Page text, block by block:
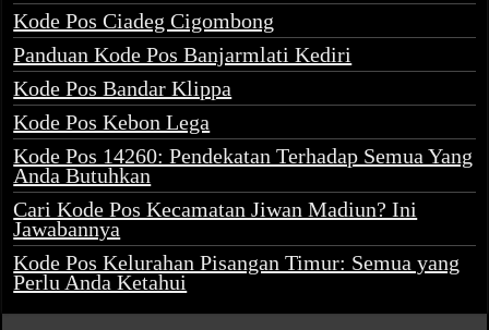
Kode Pos Ciadeg Cigombong
Panduan Kode Pos Banjarmlati Kediri
Kode Pos Bandar Klippa
Kode Pos Kebon Lega
Kode Pos 14260: Pendekatan Terhadap Semua Yang
Anda Butuhkan
Cari Kode Pos Kecamatan Jiwan Madiun? Ini
Jawabannya
Kode Pos Kelurahan Pisangan Timur: Semua yang
Perlu Anda Ketahui